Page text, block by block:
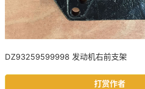
DZ93259599998 发动机右前支架
打赏作者